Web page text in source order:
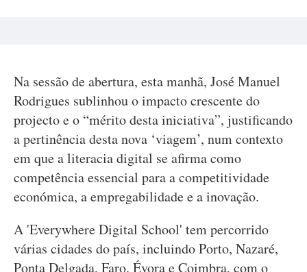
Na sessão de abertura, esta manhã, José Manuel
Rodrigues sublinhou o impacto crescente do
projecto e o “mérito desta iniciativa”, justificando
a pertinência desta nova ‘viagem’, num contexto
em que a literacia digital se afirma como
competência essencial para a competitividade
económica, a empregabilidade e a inovação.
A 'Everywhere Digital School' tem percorrido
várias cidades do país, incluindo Porto, Nazaré,
Ponta Delgada, Faro, Évora e Coimbra, com o